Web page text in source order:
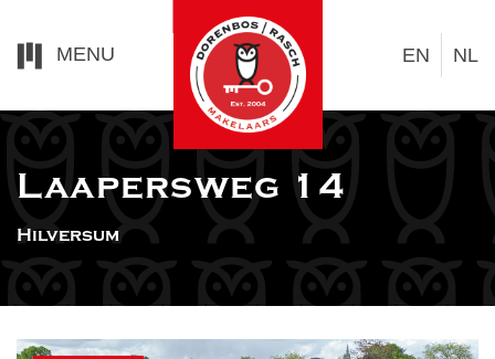
MENU EN NL
Laapersweg 14
Hilversum